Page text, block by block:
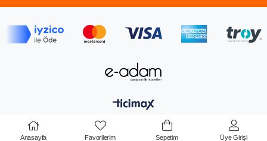
Anasayfa Favorilerim Sepetim Üye Girişi